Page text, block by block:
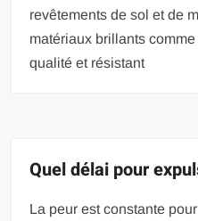
revêtements de sol et de
matériaux brillants
qualité et résistant
Quel délai pour
La peur est constante